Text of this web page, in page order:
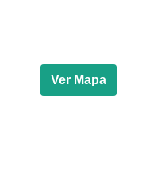
Ver Mapa